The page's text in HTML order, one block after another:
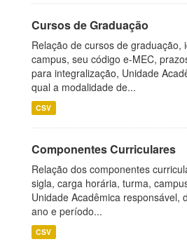
Cursos de Graduação
Relação de cursos de graduação,
campus, seu código e-MEC,
para integralização, Unidade
qual a modalidade de...
CSV
Componentes Curriculares
Relação dos componentes
sigla, carga horária, turma,
Unidade Acadêmica responsável,
ano e período...
CSV